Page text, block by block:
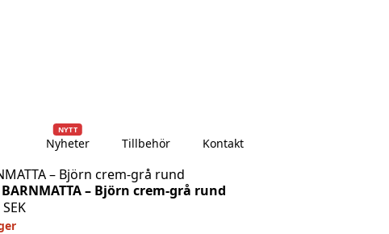
Nyheter
NYTT
Tillbehör Kontakt
– Björn crem-grå rund
– Björn crem-grå rund
SEK